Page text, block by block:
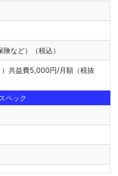
など）（税込）
共益費5,000円/月額（税抜
ペック